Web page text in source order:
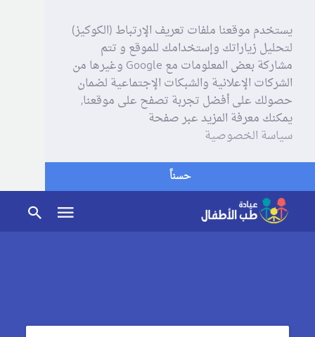
يستخدم موقعنا ملفات تعريف الإرتباط (الكوكيز)
لتحليل زياراتك وإستخدامك للموقع و تتم
مشاركة بعض المعلومات مع Google وغيرها من
الشركات الإعلانية والشبكات الإجتماعية لضمان
حصولك على أفضل تجربة تصفح على موقعنا,
يمكنك معرفة المزيد عبر صفحة
سياسة الخصوصية
حسناً